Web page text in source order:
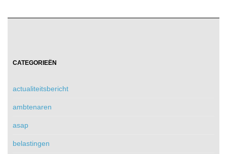
CATEGORIEËN
actualiteitsbericht
ambtenaren
asap
belastingen